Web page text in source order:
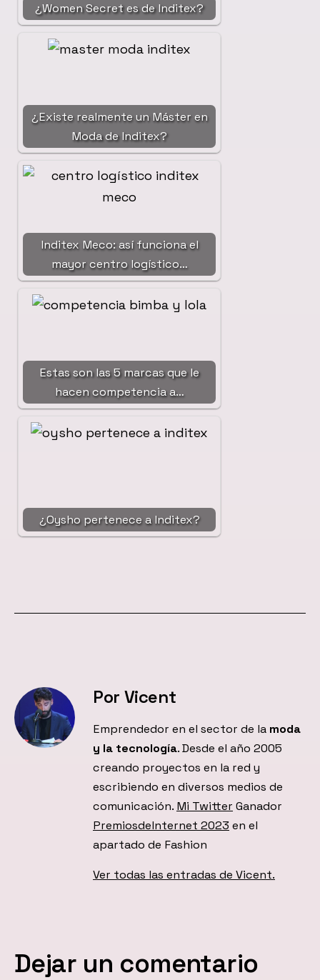
¿Women Secret es de Inditex?
¿Existe realmente un Máster en
Moda de Inditex?
Inditex Meco: así funciona el
mayor centro logístico…
Estas son las 5 marcas que le
hacen competencia a…
¿Oysho pertenece a Inditex?
Por Vicent
Emprendedor en el sector de la moda
y la tecnología. Desde el año 2005
creando proyectos en la red y
escribiendo en diversos medios de
comunicación. Mi Twitter Ganador
PremiosdeInternet 2023 en el
apartado de Fashion
Ver todas las entradas de Vicent.
Dejar un comentario